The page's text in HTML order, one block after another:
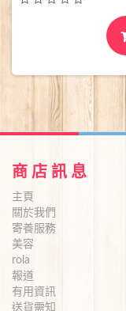
商 店 訊 息
主頁
關於我們
寄養服務
美容
rola
報道
有用資訊
送貨需知